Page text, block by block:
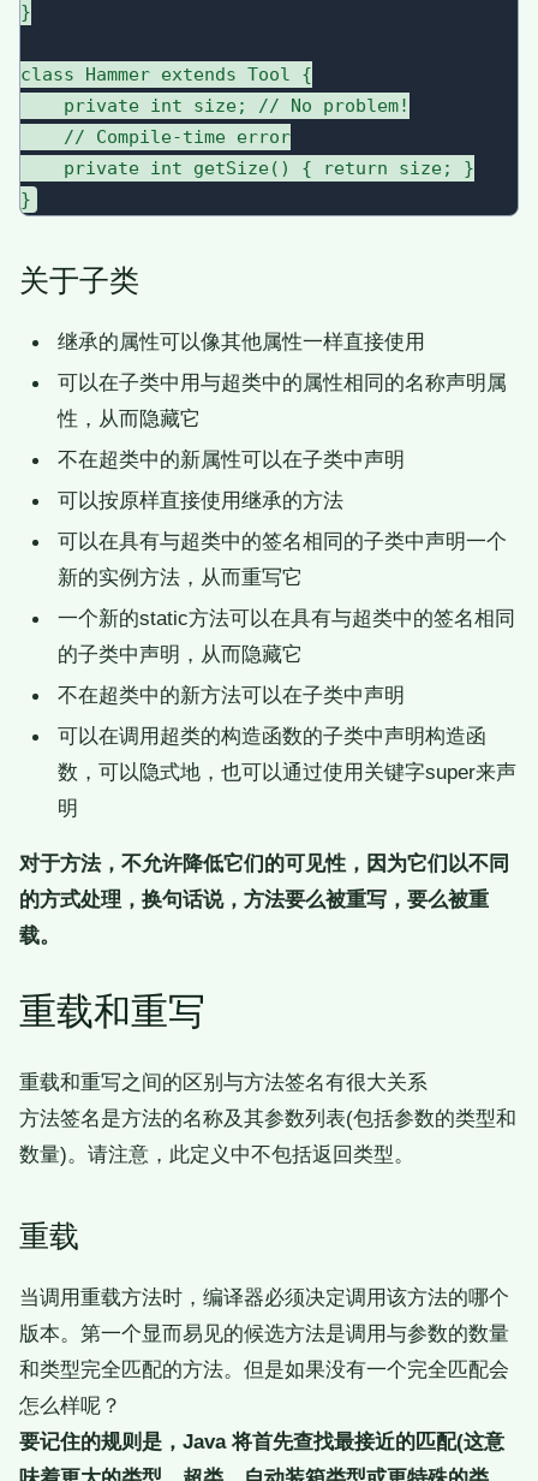
}
class Hammer extends Tool {
    private int size; // No problem!
    // Compile-time error
    private int getSize() { return size; }
关于子类
继承的属性可以像其他属性一样直接使用
可以在子类中用与超类中的属性相同的名称声明属
性，从而隐藏它
不在超类中的新属性可以在子类中声明
可以按原样直接使用继承的方法
可以在具有与超类中的签名相同的子类中声明一个
新的实例方法，从而重写它
一个新的static方法可以在具有与超类中的签名相同
的子类中声明，从而隐藏它
不在超类中的新方法可以在子类中声明
可以在调用超类的构造函数的子类中声明构造函
数，可以隐式地，也可以通过使用关键字super来声
明
对于方法，不允许降低它们的可见性，因为它们以不同
的方式处理，换句话说，方法要么被重写，要么被重
载。
重载和重写
重载和重写之间的区别与方法签名有很大关系
方法签名是方法的名称及其参数列表(包括参数的类型和
数量)。请注意，此定义中不包括返回类型。
重载
当调用重载方法时，编译器必须决定调用该方法的哪个
版本。第一个显而易见的候选方法是调用与参数的数量
和类型完全匹配的方法。但是如果没有一个完全匹配会
怎么样呢？
要记住的规则是，Java 将首先查找最接近的匹配(这意